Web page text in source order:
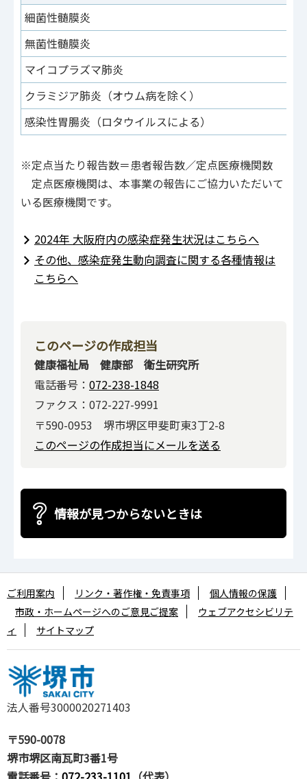
細菌性髄膜炎
無菌性髄膜炎
マイコプラズマ肺炎
クラミジア肺炎（オウム病を除く）
感染性胃腸炎（ロタウイルスによる）
※定点当たり報告数＝患者報告数／定点医療機関数
定点医療機関は、本事業の報告にご協力いただいて
いる医療機関です。
2024年 大阪府内の感染症発生状況はこちらへ
その他、感染症発生動向調査に関する各種情報は
こちらへ
このページの作成担当
健康福祉局 健康部 衛生研究所
電話番号： 072-238-1848
ファクス：072-227-9991
〒590-0953 堺市堺区甲斐町東3丁2-8
このページの作成担当にメールを送る
情報が見つからないときは
法人番号3000020271403
〒590-0078
堺市堺区南瓦町3番1号
ご利用案内 リンク・著作権・免責事項
個人情報の保護
市政・ホームページへのご意見ご提案
ウェブアクセシビリテ
ィ
サイトマップ